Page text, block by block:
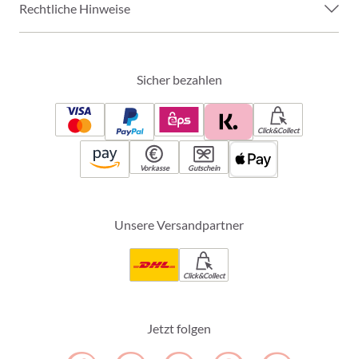
Rechtliche Hinweise
Sicher bezahlen
Click&Collect
Vorkasse Gutschein
Unsere Versandpartner
Click&Collect
Jetzt folgen